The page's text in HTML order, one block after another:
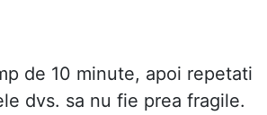
de 10 minute, apoi repetati
dvs. sa nu fie prea fragile.